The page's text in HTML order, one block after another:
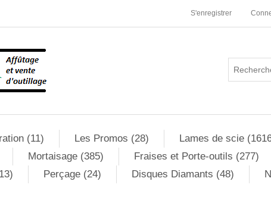
S'enregistrer
(11) Les Promos (28) Lames de scie
Mortaisage (385) Fraises et Porte-outils (277)
Perçage (24) Disques Diamants (48)